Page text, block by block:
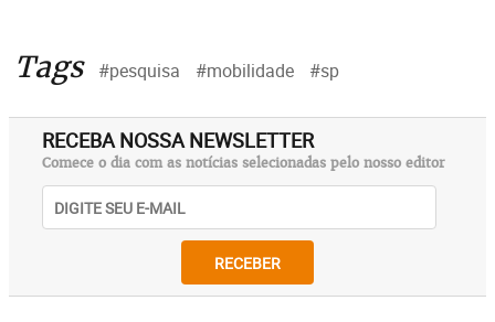
Tags #pesquisa #mobilidade #sp
RECEBA NOSSA NEWSLETTER
Comece o dia com as notícias selecionadas pelo nosso editor
RECEBER